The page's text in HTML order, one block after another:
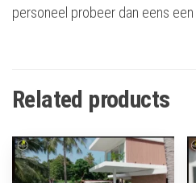
personeel probeer dan eens een
Related products